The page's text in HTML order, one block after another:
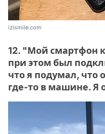
izismile.com
12. "Мой смартфон
при этом был
что я подумал, что
где-то в машине. Я